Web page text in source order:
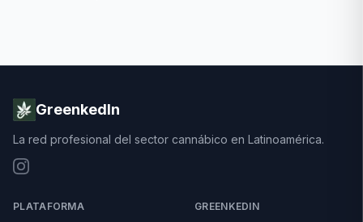
GreenkedIn
La red profesional del sector cannábico en Latinoamérica.
PLATAFORMA GREENKEDIN